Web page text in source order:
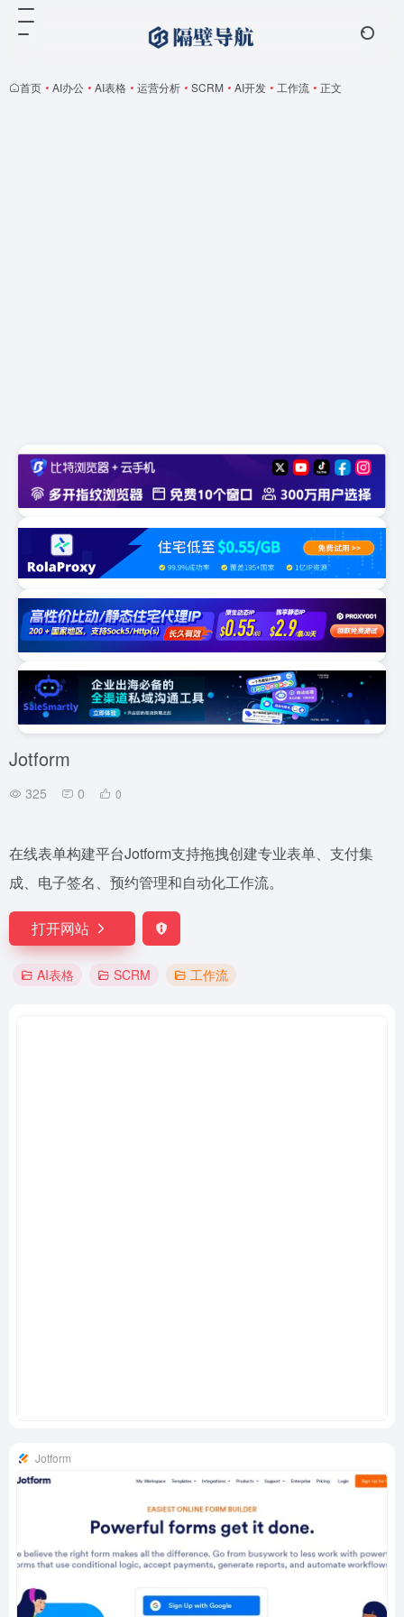
首页 • AI办公 • AI表格 • 运营分析 • SCRM • AI开发 • 工作流 • 正文
Jotform
325 0 0
在线表单构建平台Jotform支持拖拽创建专业表单、支付集
成、电子签名、预约管理和自动化工作流。
打开网站
AI表格 SCRM 工作流
Jotform